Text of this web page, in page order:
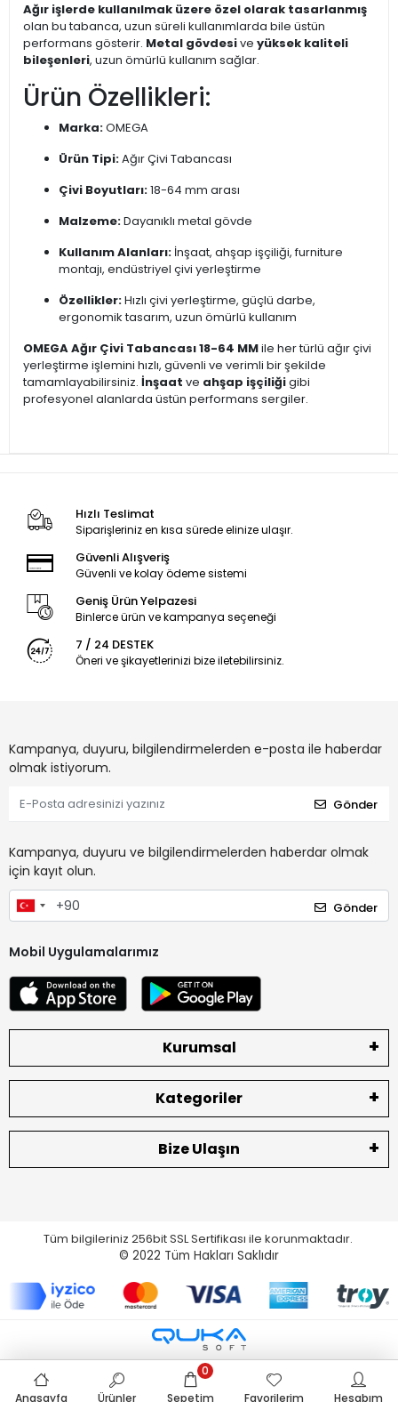
Ağır işlerde kullanılmak üzere özel olarak tasarlanmış
olan bu tabanca, uzun süreli kullanımlarda bile üstün
performans gösterir. Metal gövdesive yüksek kaliteli
bileşenleri, uzun ömürlü kullanım sağlar.
Ürün Özellikleri:
Marka:OMEGA
Ürün Tipi:Ağır Çivi Tabancası
Çivi Boyutları:18-64 mm arası
Malzeme:Dayanıklı metal gövde
Kullanım Alanları: İnşaat, ahşap işçiliği, furniture
montajı, endüstriyel çivi yerleştirme
Özellikler:Hızlı çivi yerleştirme, güçlü darbe,
ergonomik tasarım, uzun ömürlü kullanım
OMEGA Ağır Çivi Tabancası 18-64 MMile her türlü ağır çivi
yerleştirme işlemini hızlı, güvenli ve verimli bir şekilde
tamamlayabilirsiniz. İnşaat ve ahşap işçiliğigibi
profesyonel alanlarda üstün performans sergiler.
Hızlı Teslimat
Siparişleriniz en kısa sürede elinize ulaşır.
Güvenli Alışveriş
Güvenli ve kolay ödeme sistemi
Geniş Ürün Yelpazesi
Binlerce ürün ve kampanya seçeneği
7 / 24 DESTEK
Öneri ve şikayetlerinizi bize iletebilirsiniz.
Kampanya, duyuru, bilgilendirmelerden e-posta ile haberdar
olmak istiyorum.
Gönder
Kampanya, duyuru ve bilgilendirmelerden haberdar olmak
için kayıt olun.
Gönder
Mobil Uygulamalarımız
Kurumsal
Kategoriler
Bize Ulaşın
Tüm bilgileriniz 256bit SSL Sertifikası ile korunmaktadır.
© 2022 Tüm Hakları Saklıdır
Anasayfa Ürünler Sepetim
0
Favorilerim
Hesabım